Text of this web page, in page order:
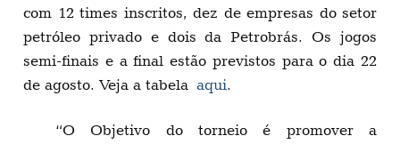
com 12 times inscritos, dez de empresas do setor
petróleo privado e dois da Petrobrás. Os jogos
semi-finais e a final estão previstos para o dia 22
de agosto. Veja a tabela aqui.
“O Objetivo do torneio é promover a